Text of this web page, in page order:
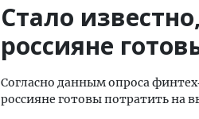
Стало
россияне
Согласно данным опроса
россияне готовы потратить на